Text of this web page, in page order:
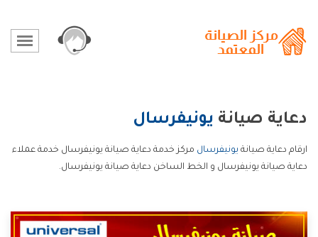
دعاية صيانة يونيفرسال
ارقام دعاية صيانة يونيفرسال مركز خدمة دعاية صيانة يونيفرسال خدمة عملاء
دعاية صيانة يونيفرسال و الخط الساخن دعاية صيانة يونيفرسال.